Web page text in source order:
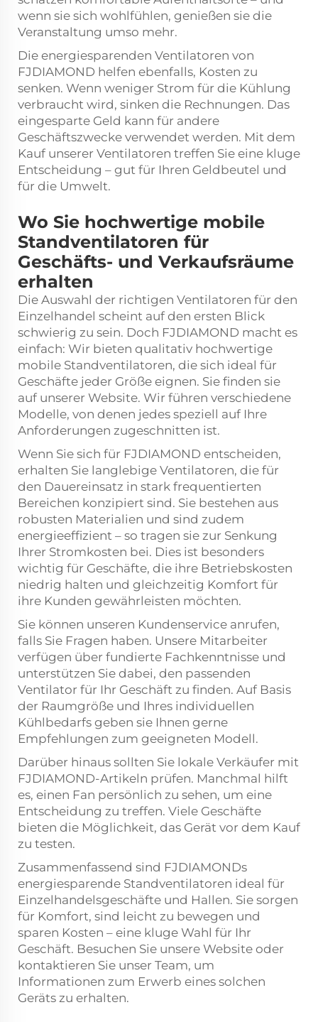
wenn sie sich wohlfühlen, genießen sie die
Veranstaltung umso mehr.
Die energiesparenden Ventilatoren von
FJDIAMOND helfen ebenfalls, Kosten zu
senken. Wenn weniger Strom für die Kühlung
verbraucht wird, sinken die Rechnungen. Das
eingesparte Geld kann für andere
Geschäftszwecke verwendet werden. Mit dem
Kauf unserer Ventilatoren treffen Sie eine kluge
Entscheidung – gut für Ihren Geldbeutel und
für die Umwelt.
Wo Sie hochwertige mobile
Standventilatoren für
Geschäfts- und Verkaufsräume
erhalten
Die Auswahl der richtigen Ventilatoren für den
Einzelhandel scheint auf den ersten Blick
schwierig zu sein. Doch FJDIAMOND macht es
einfach: Wir bieten qualitativ hochwertige
mobile Standventilatoren, die sich ideal für
Geschäfte jeder Größe eignen. Sie finden sie
auf unserer Website. Wir führen verschiedene
Modelle, von denen jedes speziell auf Ihre
Anforderungen zugeschnitten ist.
Wenn Sie sich für FJDIAMOND entscheiden,
erhalten Sie langlebige Ventilatoren, die für
den Dauereinsatz in stark frequentierten
Bereichen konzipiert sind. Sie bestehen aus
robusten Materialien und sind zudem
energieeffizient – so tragen sie zur Senkung
Ihrer Stromkosten bei. Dies ist besonders
wichtig für Geschäfte, die ihre Betriebskosten
niedrig halten und gleichzeitig Komfort für
ihre Kunden gewährleisten möchten.
Sie können unseren Kundenservice anrufen,
falls Sie Fragen haben. Unsere Mitarbeiter
verfügen über fundierte Fachkenntnisse und
unterstützen Sie dabei, den passenden
Ventilator für Ihr Geschäft zu finden. Auf Basis
der Raumgröße und Ihres individuellen
Kühlbedarfs geben sie Ihnen gerne
Empfehlungen zum geeigneten Modell.
Darüber hinaus sollten Sie lokale Verkäufer mit
FJDIAMOND-Artikeln prüfen. Manchmal hilft
es, einen Fan persönlich zu sehen, um eine
Entscheidung zu treffen. Viele Geschäfte
bieten die Möglichkeit, das Gerät vor dem Kauf
zu testen.
Zusammenfassend sind FJDIAMONDs
energiesparende Standventilatoren ideal für
Einzelhandelsgeschäfte und Hallen. Sie sorgen
für Komfort, sind leicht zu bewegen und
sparen Kosten – eine kluge Wahl für Ihr
Geschäft. Besuchen Sie unsere Website oder
kontaktieren Sie unser Team, um
Informationen zum Erwerb eines solchen
Geräts zu erhalten.